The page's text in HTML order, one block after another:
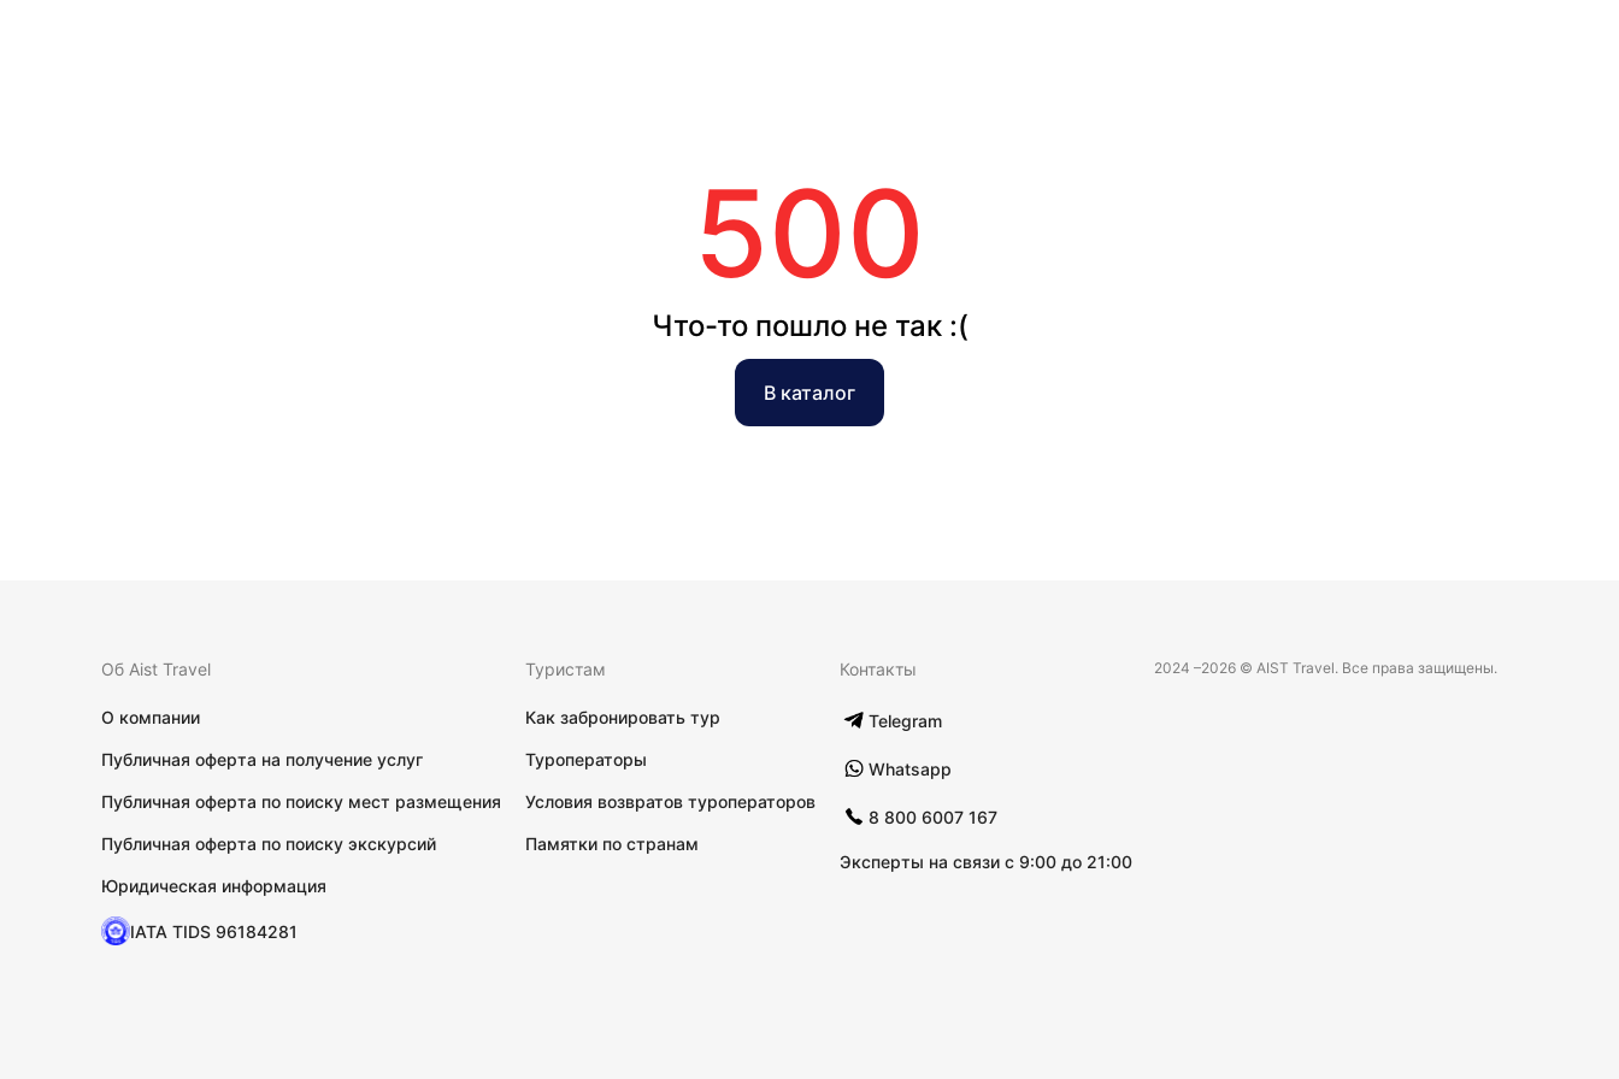
500
Что-то пошло не так :(
В каталог
Об Aist Travel
О компании
Публичная оферта на получение услуг
Публичная оферта по поиску мест размещения
Публичная оферта по поиску экскурсий
Юридическая информация
IATA TIDS 96184281
Туристам
Как забронировать тур
Туроператоры
Условия возвратов туроператоров
Памятки по странам
Контакты
Telegram
Whatsapp
8 800 6007 167
Эксперты на связи с 9:00 до 21:00
2024 –2026 © AIST Travel. Все права защищены.